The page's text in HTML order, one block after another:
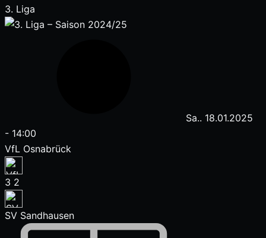
3. Liga
Sa.. 18.01.2025
- 14:00
VfL Osnabrück
3 2
SV Sandhausen